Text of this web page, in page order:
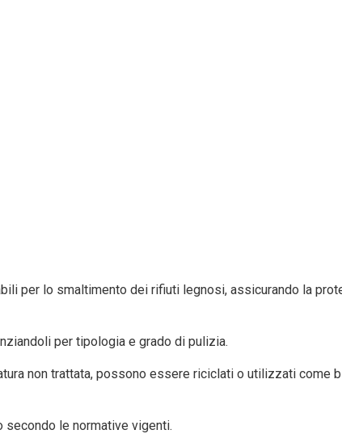
per lo smaltimento dei rifiuti legnosi, assicurando la
per tipologia e grado di pulizia.
non trattata, possono essere riciclati o utilizzati come
le normative vigenti.